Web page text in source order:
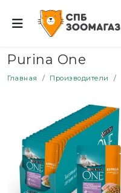
Purina One
Главная Производители